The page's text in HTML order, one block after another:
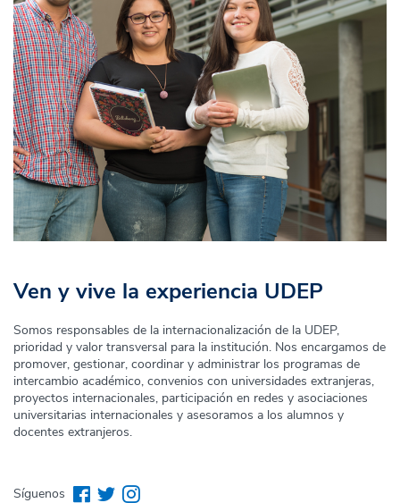
Ven y vive la experiencia UDEP
Somos responsables de la internacionalización de la UDEP,
prioridad y valor transversal para la institución. Nos encargamos de
promover, gestionar, coordinar y administrar los programas de
intercambio académico, convenios con universidades extranjeras,
proyectos internacionales, participación en redes y asociaciones
universitarias internacionales y asesoramos a los alumnos y
docentes extranjeros.
Síguenos